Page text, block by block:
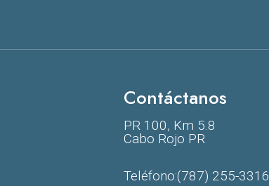
Contáctanos
PR 100, Km 5.8
Cabo Rojo PR
Teléfono:(787) 255-3316